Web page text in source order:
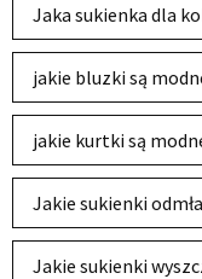
Jaka sukienka dla
jakie bluzki są
jakie kurtki są
Jakie sukienki
Jakie sukienki